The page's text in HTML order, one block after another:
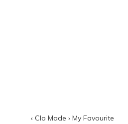
‹ Clo Made › My Favourite